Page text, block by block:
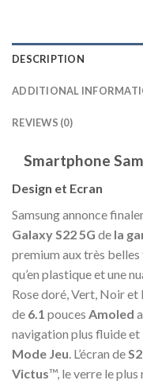
DESCRIPTION
ADDITIONAL
REVIEWS (0)
Smartphone
Design et Ecran
Samsung annonce
Galaxy S22 5G de la
premium aux très
qu’en plastique et une
Rose doré, Vert, Noir et
de 6.1 pouces Amoled
navigation plus fluide et
Mode Jeu. L’écran de
Victus™, le verre le